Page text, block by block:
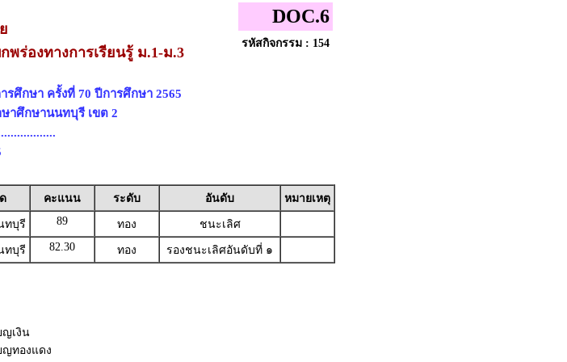
พร่องทางการเรียนรู้ ม.1-ม.3
ศึกษา ครั้งที่ 70 ปีการศึกษา 2565
าศึกษานนทบุรี เขต 2
DOC.6
รหัสกิจกรรม : 154
คะแนน ระดับ อันดับ
หมายเหตุ
ทบุรี 89 ทอง
ชนะเลิศ
ทบุรี 82.30 ทอง รองชนะเลิศอันดับที่ ๑
ญเงิน
ญทองแดง